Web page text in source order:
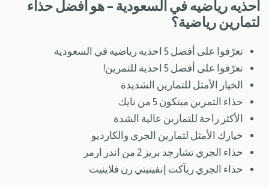
احذيه رياضيه في السعودية – هو أفضل حذاء
لتمارين رياضية؟
تعرّفوا على أفضل 5 احذيه رياضيه في السعودية
تعرّفوا على أفضل 5 احذية للتمرين!
الخيار الأمثل للتمارين الشديدة
حذاء التمرين ميتكون 5 من نايك
الأكثر راحة للتمارين عالية الشدة
خيارك الأمثل لتمارين الجري والكارديو
حذاء الجري تشارجد بريز 2 من اندر ارمر
حذاء الجري ريآكت إنفينيتي رن فلاينيت